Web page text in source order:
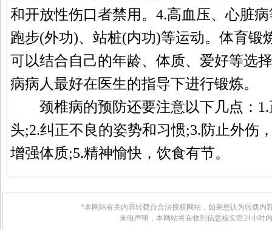
和开放性伤口者禁用。4.高血压、心脏
跑步(外功)、站桩(内功)等运动。体育锻
可以结合自己的年龄、体质、爱好等选
病病人最好在医生的指导下进行锻炼。
颈椎病的预防还要注意以下几点：1.
头;2.纠正不良的姿势和习惯;3.防止外伤
增强体质;5.精神愉快，饮食有节。
*本网站有关内容转载自合法授权网站，如果您认为转载内
来电声明，本网站将在收到信息核实后24小时